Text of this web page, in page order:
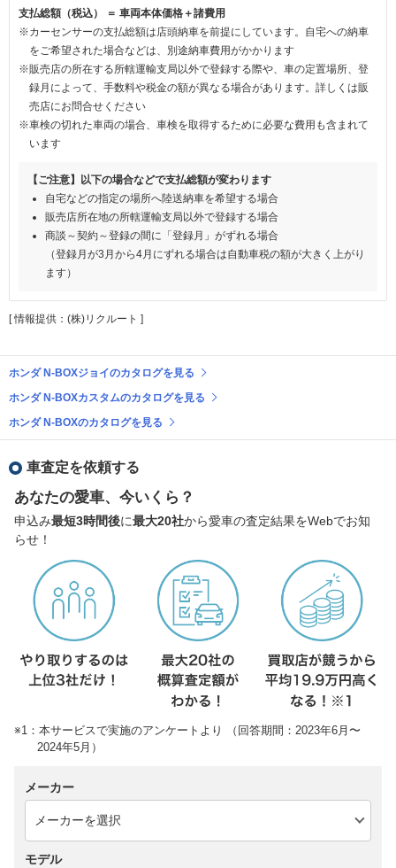
支払総額（税込） ＝ 車両本体価格＋諸費用
※カーセンサーの支払総額は店頭納車を前提にしています。自宅への納車
をご希望された場合などは、別途納車費用がかかります
※販売店の所在する所轄運輸支局以外で登録する際や、車の定置場所、登
録月によって、手数料や税金の額が異なる場合があります。詳しくは販
売店にお問合せください
※車検の切れた車両の場合、車検を取得するために必要な費用も含まれて
います
【ご注意】以下の場合などで支払総額が変わります
自宅などの指定の場所へ陸送納車を希望する場合
販売店所在地の所轄運輸支局以外で登録する場合
商談～契約～登録の間に「登録月」がずれる場合
（登録月が3月から4月にずれる場合は自動車税の額が大きく上がり
ます）
[ 情報提供：(株)リクルート ]
ホンダ N-BOXジョイのカタログを見る
ホンダ N-BOXカスタムのカタログを見る
ホンダ N-BOXのカタログを見る
車査定を依頼する
あなたの愛車、今いくら？
申込み最短3時間後に最大20社から愛車の査定結果をWebでお知
らせ！
※1：本サービスで実施のアンケートより （回答期間：2023年6月〜
2024年5月）
メーカー
モデル